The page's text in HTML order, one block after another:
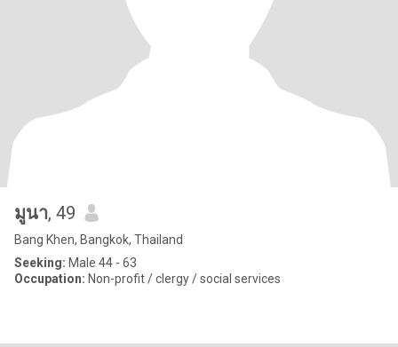
มูนา, 49
Bang Khen, Bangkok, Thailand
Seeking: Male 44 - 63
Occupation: Non-profit / clergy / social services